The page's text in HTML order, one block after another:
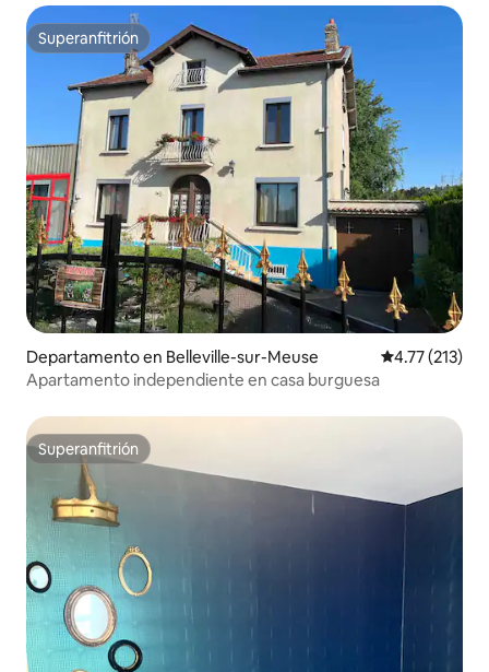
Superanfitrión
Superanfitrión
Departamento en Belleville-sur-Meuse Calificación
4.77 (213)
Apartamento independiente en casa burguesa
Superanfitrión
Superanfitrión